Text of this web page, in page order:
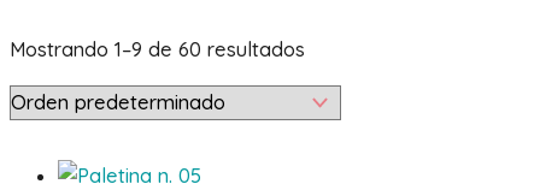
Mostrando 1–9 de 60 resultados